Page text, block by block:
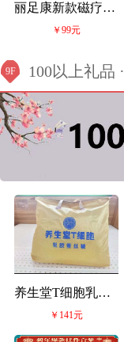
丽足康新款磁疗鞋
￥99元
9F 100以上礼品 ·
养生堂T细胞乳胶
￥141元